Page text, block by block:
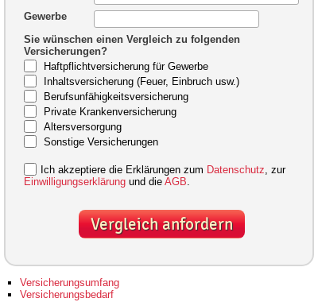
Gewerbe
Sie wünschen einen Vergleich zu folgenden
Versicherungen?
Haftpflichtversicherung für Gewerbe
Inhaltsversicherung (Feuer, Einbruch usw.)
Berufsunfähigkeitsversicherung
Private Krankenversicherung
Altersversorgung
Sonstige Versicherungen
Ich akzeptiere die Erklärungen zum Datenschutz , zur
Einwilligungserklärung und die AGB.
Vergleich anfordern
Versicherungsumfang
Versicherungsbedarf